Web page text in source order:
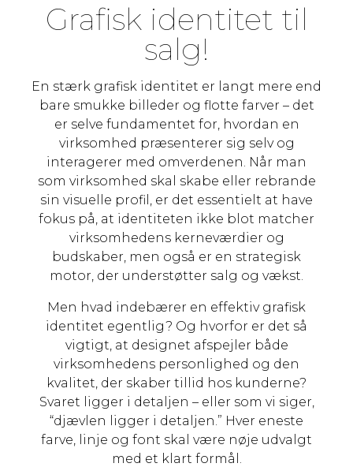
Grafisk identitet til
salg!
En stærk grafisk identitet er langt mere end
bare smukke billeder og flotte farver – det
er selve fundamentet for, hvordan en
virksomhed præsenterer sig selv og
interagerer med omverdenen. Når man
som virksomhed skal skabe eller rebrande
sin visuelle profil, er det essentielt at have
fokus på, at identiteten ikke blot matcher
virksomhedens kerneværdier og
budskaber, men også er en strategisk
motor, der understøtter salg og vækst.
Men hvad indebærer en effektiv grafisk
identitet egentlig? Og hvorfor er det så
vigtigt, at designet afspejler både
virksomhedens personlighed og den
kvalitet, der skaber tillid hos kunderne?
Svaret ligger i detaljen – eller som vi siger,
“djævlen ligger i detaljen.” Hver eneste
farve, linje og font skal være nøje udvalgt
med et klart formål.